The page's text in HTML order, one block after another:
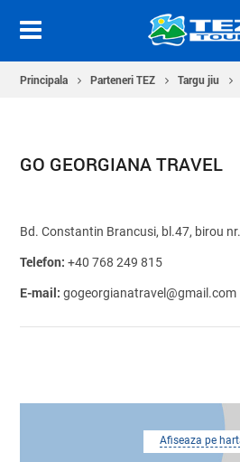
Principala Parteneri TEZ Targu jiu
GO GEORGIANA TRAVEL
Bd. Constantin Brancusi, bl.47, birou
Telefon: +40 768 249 815
E-mail: gogeorgianatravel@gmail.com
Afiseaza pe